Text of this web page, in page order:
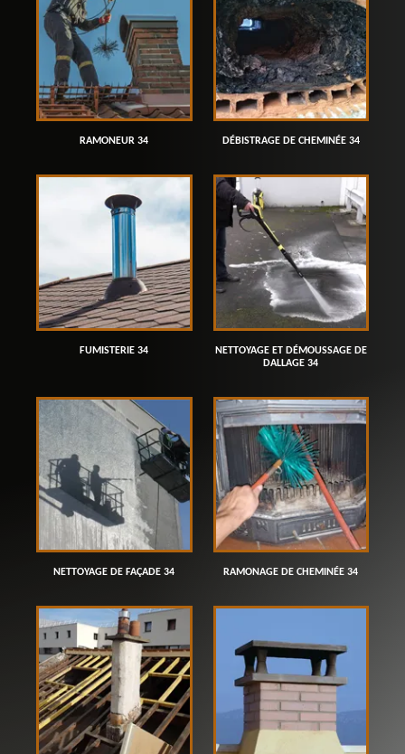
RAMONEUR 34 DÉBISTRAGE DE CHEMINÉE 34
FUMISTERIE 34
NETTOYAGE ET DÉMOUSSAGE DE
DALLAGE 34
NETTOYAGE DE FAÇADE 34 RAMONAGE DE CHEMINÉE 34